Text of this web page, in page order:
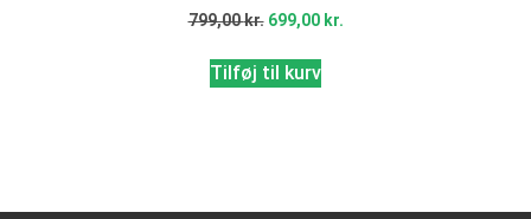
799,00kr. 699,00 kr.
Tilføj til kurv